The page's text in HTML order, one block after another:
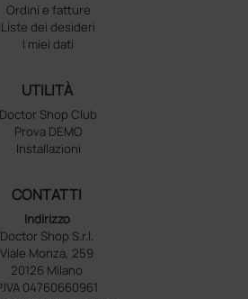
Ordini e fatture
Liste dei desideri
I miei dati
UTILITÀ
Doctor Shop Club
Prova DEMO
Installazioni
CONTATTI
Indirizzo
Doctor Shop S.r.l.
Viale Monza, 259
20126 Milano
04760660961